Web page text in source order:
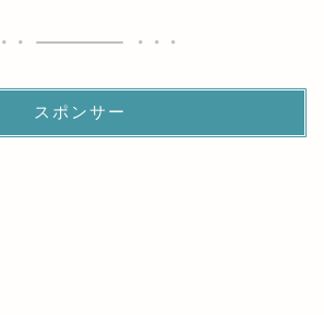
スポンサー